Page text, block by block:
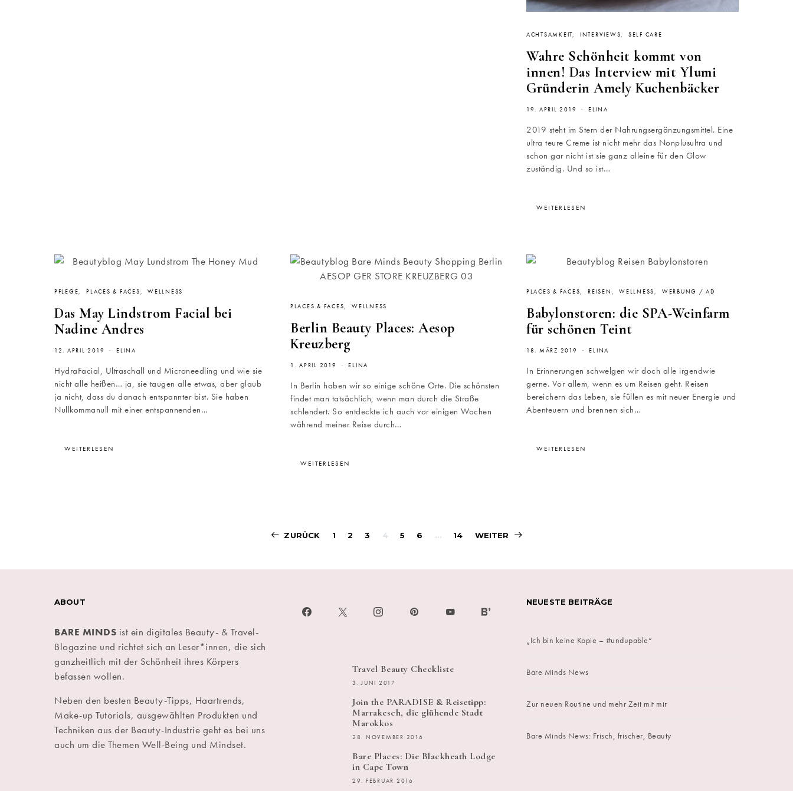
ACHTSAMKEIT INTERVIEWS SELF CARE
Wahre Schönheit kommt von
innen! Das Interview mit Ylumi
Gründerin Amely Kuchenbäcker
19. APRIL 2019 ELINA
2019 steht im Stern der Nahrungsergänzungsmittel. Eine
ultra teure Creme ist nicht mehr das Nonplusultra und
schon gar nicht ist sie ganz alleine für den Glow
zuständig. Und so ist…
WEITERLESEN
PFLEGE PLACES & FACES WELLNESS
Das May Lindstrom Facial bei
Nadine Andres
12. APRIL 2019 ELINA
HydraFacial, Ultraschall und Microneedling und wie sie
nicht alle heißen… ja, sie taugen alle etwas, aber glaub
ja nicht, dass du danach entspannter bist. Sie haben
Nullkommanull mit einer entspannenden…
WEITERLESEN
PLACES & FACES WELLNESS
Berlin Beauty Places: Aesop
Kreuzberg
1. APRIL 2019 ELINA
In Berlin haben wir so einige schöne Orte. Die schönsten
findet man tatsächlich, wenn man durch die Straße
schlendert. So entdeckte ich auch vor einigen Wochen
während meiner Reise durch…
WEITERLESEN
PLACES & FACES REISEN WELLNESS WERBUNG / AD
Babylonstoren: die SPA-Weinfarm
für schönen Teint
18. MÄRZ 2019 ELINA
In Erinnerungen schwelgen wir doch alle irgendwie
gerne. Vor allem, wenn es um Reisen geht. Reisen
bereichern das Leben, sie füllen es mit neuer Energie und
Abenteuern und brennen sich…
WEITERLESEN
Beitragsnavigation
ZURÜCK 1 2 3 4 5 6 … 14 WEITER
ABOUT
BARE MINDS ist ein digitales Beauty- & Travel-
Blogazine und richtet sich an Leser*innen, die sich
ganzheitlich mit der Schönheit ihres Körpers
befassen wollen.
Neben den besten Beauty-Tipps, Haartrends,
Make-up Tutorials, ausgewählten Produkten und
Techniken aus der Beauty-Industrie geht es bei uns
auch um die Themen Well-Being und Mindset.
Travel Beauty Checkliste
3. JUNI 2017
Join the PARADISE & Reisetipp:
Marrakesch, die glühende Stadt
Marokkos
28. NOVEMBER 2016
Bare Places: Die Blackheath Lodge
in Cape Town
29. FEBRUAR 2016
NEUESTE BEITRÄGE
„Ich bin keine Kopie – #undupable“
Bare Minds News
Zur neuen Routine und mehr Zeit mit mir
Bare Minds News: Frisch, frischer, Beauty